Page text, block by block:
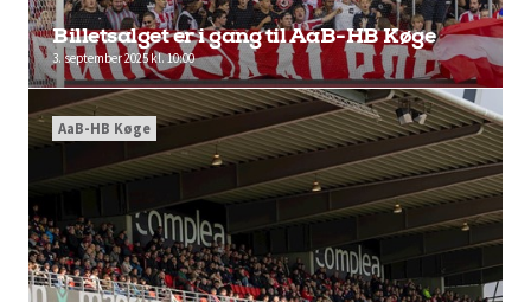
Billetsalget er i gang til AaB-HB Køge
3. september 2025 kl. 10:00
AaB-HB Køge